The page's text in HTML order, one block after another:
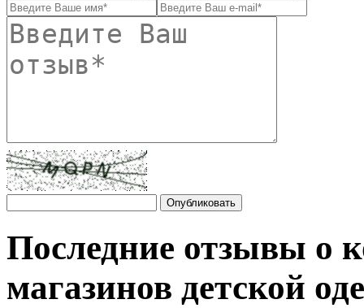
Последние отзывы о
магазинов детской